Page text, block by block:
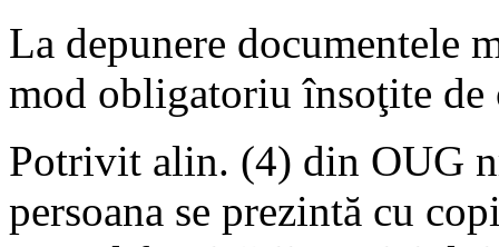
La depunere documentele
mod obligatoriu însoţite de
Potrivit alin. (4) din OUG
persoana se prezintă cu